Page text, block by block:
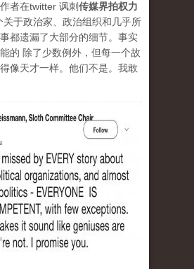
者在twitter 讽刺传媒界拍权力
关于政治家、政治组织和几乎所
都遗漏了大部分的细节。事实
的 除了少数例外，但每一个故
像天才一样。他们不是。我敢